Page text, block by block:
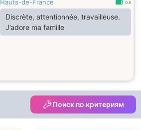
Hauts-de-France 0.8
Discrète, attentionnée, travailleuse.
J’adore ma famille
Поиск по критериям